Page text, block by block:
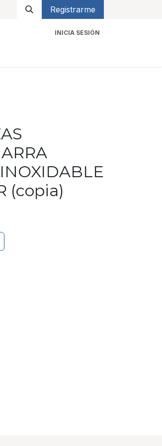
Registrarme
INICIA SESIÓN
(copia)